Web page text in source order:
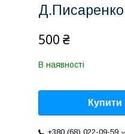
500 ₴
В наявності
Купити
+380 (68) 022-09-59